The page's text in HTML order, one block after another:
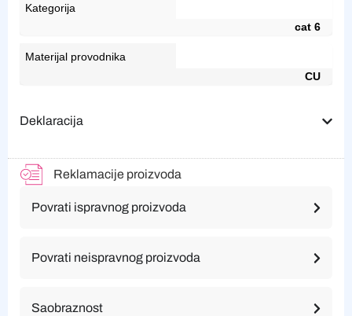
Kategorija
cat 6
Materijal provodnika
CU
Deklaracija
Reklamacije proizvoda
Povrati ispravnog proizvoda
Povrati neispravnog proizvoda
Saobraznost